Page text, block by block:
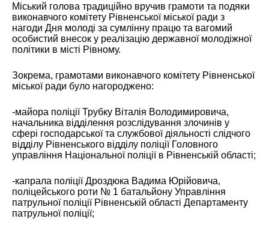
Міський голова традиційно вручив грамоти та подяки
виконавчого комітету Рівненської міської ради з
нагоди Дня молоді за сумлінну працю та вагомий
особистий внесок у реалізацію державної молодіжної
політики в місті Рівному.
Зокрема, грамотами виконавчого комітету Рівненської
міської ради було нагороджено:
-майора поліції Трубку Віталія Володимировича,
начальника відділення розслідування злочинів у
сфері господарської та службової діяльності слідчого
відділу Рівненського відділу поліції Головного
управління Національної поліції в Рівненській області;
-капрала поліції Дроздюка Вадима Юрійовича,
поліцейського роти № 1 батальйону Управління
патрульної поліції Рівненській області Департаменту
патрульної поліції;